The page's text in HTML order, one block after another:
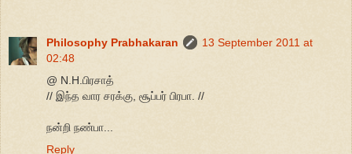
Philosophy Prabhakaran
13 September 2011 at
02:48
@ N.H.பிரசாத்
// இந்த வார சரக்கு, சூப்பர் பிரபா. //
நன்றி நண்பா...
Reply